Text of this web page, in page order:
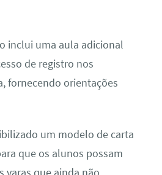
inclui uma aula adicional
de registro nos
fornecendo orientações
um modelo de carta
que os alunos possam